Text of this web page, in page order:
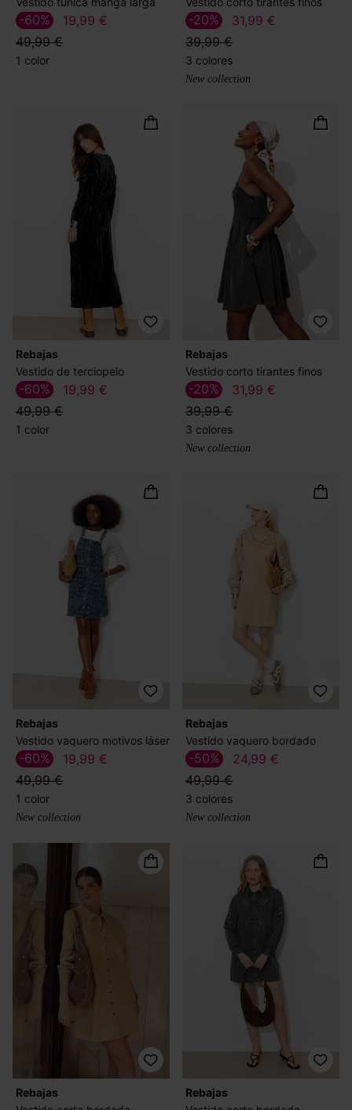
19,99 €
49,99 €
-60%
1 color
31,99 €
39,99 €
-20%
3 colores
New collection
Rebajas
Vestido de terciopelo
19,99 €
49,99 €
-60%
1 color
Rebajas
Vestido corto tirantes finos
31,99 €
39,99 €
-20%
3 colores
New collection
Rebajas
Vestido vaquero motivos láser
19,99 €
49,99 €
-60%
1 color
New collection
Rebajas
Vestido vaquero bordado
24,99 €
49,99 €
-50%
3 colores
New collection
Rebajas
Rebajas